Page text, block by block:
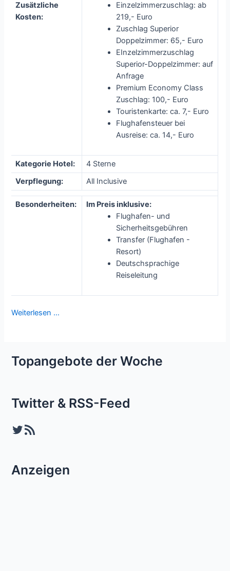
Zusätzliche
Kosten:
Einzelzimmerzuschlag: ab
219,- Euro
Zuschlag Superior
Doppelzimmer: 65,- Euro
EInzelzimmerzuschlag
Superior-Doppelzimmer: auf
Anfrage
Premium Economy Class
Zuschlag: 100,- Euro
Touristenkarte: ca. 7,- Euro
Flughafensteuer bei
Ausreise: ca. 14,- Euro
Kategorie Hotel:
4 Sterne
Verpflegung:
All Inclusive
Besonderheiten:
Im Preis inklusive:
Flughafen- und
Sicherheitsgebühren
Transfer (Flughafen -
Resort)
Deutschsprachige
Reiseleitung
Weiterlesen …
Topangebote der Woche
Twitter & RSS-Feed
Twitter RSS-Feed
Anzeigen